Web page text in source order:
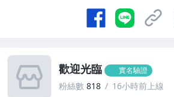
歡迎光臨 實名驗證
粉絲數 818 16小時前上線